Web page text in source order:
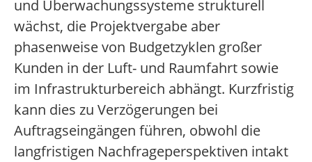
und Überwachungssysteme strukturell
wächst, die Projektvergabe aber
phasenweise von Budgetzyklen großer
Kunden in der Luft- und Raumfahrt sowie
im Infrastrukturbereich abhängt. Kurzfristig
kann dies zu Verzögerungen bei
Auftragseingängen führen, obwohl die
langfristigen Nachfrageperspektiven intakt